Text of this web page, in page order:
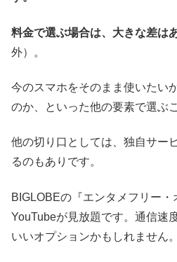
料金で選ぶ場合は、大きな差は
外）。
今のスマホをそのまま使いたい
のか、といった他の要素で選ぶ
他の切り口としては、独自サー
るのもありです。
BIGLOBEの『エンタメフリー・
YouTubeが見放題です。通信速
いいオプションかもしれません。